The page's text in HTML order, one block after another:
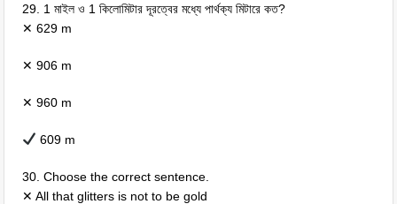
29. 1 মাইল ও 1 কিলোমিটার দূরত্বের মধ্যে পার্থক্য মিটারে কত?
✕ 629 m
✕ 906 m
✕ 960 m
609 m
30. Choose the correct sentence.
✕ All that glitters is not to be gold